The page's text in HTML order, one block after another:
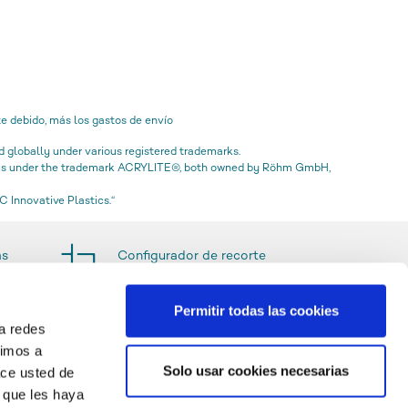
redes
a
usted de
les haya
Permitir todas las cookies
Solo usar cookies necesarias
debido, más los gastos de envío
under various registered trademarks.
the trademark ACRYLITE®, both owned by Röhm GmbH,
Innovative Plastics.“
Configurador de recorte